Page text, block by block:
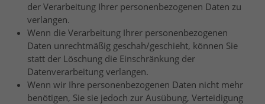
der Verarbeitung Ihrer personenbezogenen Daten zu
verlangen.
Wenn die Verarbeitung Ihrer personenbezogenen
Daten unrechtmäßig geschah/geschieht, können Sie
statt der Löschung die Einschränkung der
Datenverarbeitung verlangen.
Wenn wir Ihre personenbezogenen Daten nicht mehr
benötigen, Sie sie jedoch zur Ausübung, Verteidigung